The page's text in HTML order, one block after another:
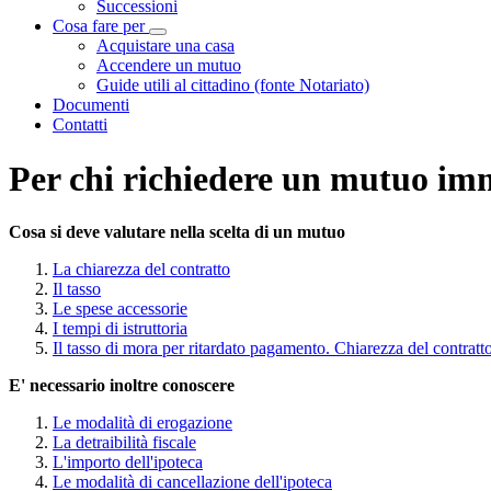
Successioni
Cosa fare per
Visualizza menù di secondo livello
Acquistare una casa
Accendere un mutuo
Guide utili al cittadino (fonte Notariato)
Documenti
Contatti
Per chi richiedere un mutuo
Cosa si deve valutare nella scelta di un mutuo
La chiarezza del contratto
Il tasso
Le spese accessorie
I tempi di istruttoria
Il tasso di mora per ritardato pagamento. Chiarezza del
E' necessario inoltre conoscere
Le modalità di erogazione
La detraibilità fiscale
L'importo dell'ipoteca
Le modalità di cancellazione dell'ipoteca